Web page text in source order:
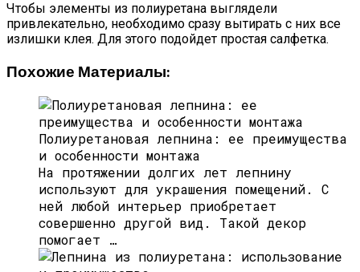
Чтобы элементы из полиуретана выглядели
привлекательно, необходимо сразу вытирать с них все
излишки клея. Для этого подойдет простая салфетка.
Похожие Материалы:
Полиуретановая лепнина: ее преимущества
и особенности монтажа
На протяжении долгих лет лепнину
используют для украшения помещений. С
ней любой интерьер приобретает
совершенно другой вид. Такой декор
помогает …